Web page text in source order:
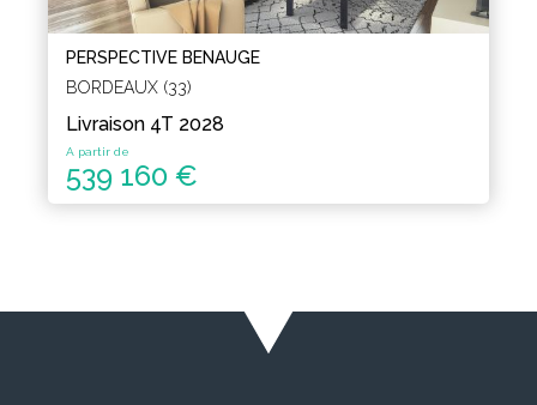
PERSPECTIVE BENAUGE
BORDEAUX (33)
Livraison 4T 2028
A partir de
539 160 €